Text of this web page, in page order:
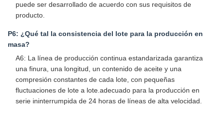
puede ser desarrollado de acuerdo con sus requisitos de
producto.
P6: ¿Qué tal la consistencia del lote para la producción en
masa?
A6: La línea de producción continua estandarizada garantiza
una finura, una longitud, un contenido de aceite y una
compresión constantes de cada lote, con pequeñas
fluctuaciones de lote a lote.adecuado para la producción en
serie ininterrumpida de 24 horas de líneas de alta velocidad.